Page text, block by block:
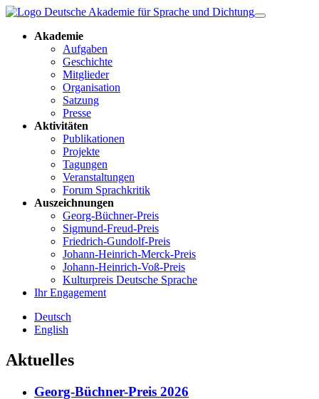
Akademie
Aufgaben
Geschichte
Mitglieder
Organisation
Satzung
Presse
Aktivitäten
Publikationen
Projekte
Tagungen
Veranstaltungen
Forum Sprachkritik
Auszeichnungen
Georg-Büchner-Preis
Sigmund-Freud-Preis
Friedrich-Gundolf-Preis
Johann-Heinrich-Merck-Preis
Johann-Heinrich-Voß-Preis
Kulturpreis Deutsche Sprache
Ihr Engagement
Deutsch
English
Aktuelles
Georg-Büchner-Preis 2026